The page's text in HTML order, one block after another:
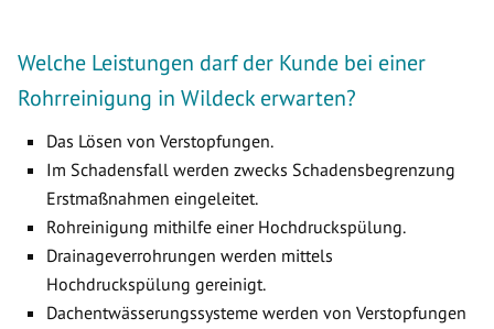
Welche Leistungen darf der Kunde bei einer
Rohrreinigung in Wildeck erwarten?
Das Lösen von Verstopfungen.
Im Schadensfall werden zwecks Schadensbegrenzung
Erstmaßnahmen eingeleitet.
Rohreinigung mithilfe einer Hochdruckspülung.
Drainageverrohrungen werden mittels
Hochdruckspülung gereinigt.
Dachentwässerungssysteme werden von Verstopfungen